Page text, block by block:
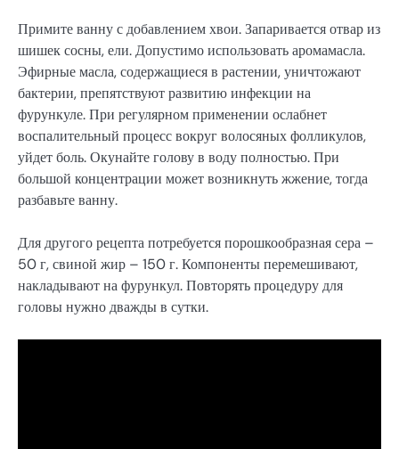
Примите ванну с добавлением хвои. Запаривается отвар из
шишек сосны, ели. Допустимо использовать аромамасла.
Эфирные масла, содержащиеся в растении, уничтожают
бактерии, препятствуют развитию инфекции на
фурункуле. При регулярном применении ослабнет
воспалительный процесс вокруг волосяных фолликулов,
уйдет боль. Окунайте голову в воду полностью. При
большой концентрации может возникнуть жжение, тогда
разбавьте ванну.
Для другого рецепта потребуется порошкообразная сера –
50 г, свиной жир – 150 г. Компоненты перемешивают,
накладывают на фурункул. Повторять процедуру для
головы нужно дважды в сутки.